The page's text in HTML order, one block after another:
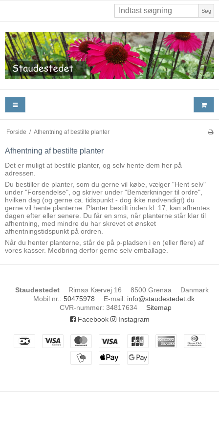
Søg
Forside / Afhentning af bestilte planter
Afhentning af bestilte planter
Det er muligt at bestille planter, og selv hente dem her på
adressen.
Du bestiller de planter, som du gerne vil købe, vælger "Hent selv"
under "Forsendelse", og skriver under "Bemærkninger til ordre",
hvilken dag (og gerne ca. tidspunkt - dog ikke nødvendigt) du
gerne vil hente planterne. Planter bestilt inden kl. 17, kan afhentes
dagen efter eller senere. Du får en sms, når planterne står klar til
afhentning, med mindre du har skrevet et ønsket
afhentningstidspunkt på ordren.
Når du henter planterne, står de på p-pladsen i en (eller flere) af
vores kasser. Medbring derfor gerne selv emballage.
Staudestedet Rimsø Kærvej 16 8500 Grenaa
Danmark
Mobil nr. : 50475978 E-mail: info@staudestedet.dk
CVR-nummer: 34817634
Sitemap
Facebook
Instagram